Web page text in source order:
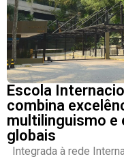
Escola
combina
multilinguismo e
globais
Integrada à rede